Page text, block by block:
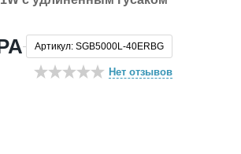
Нет отзывов
Артикул: SGB5000L-40ERBG